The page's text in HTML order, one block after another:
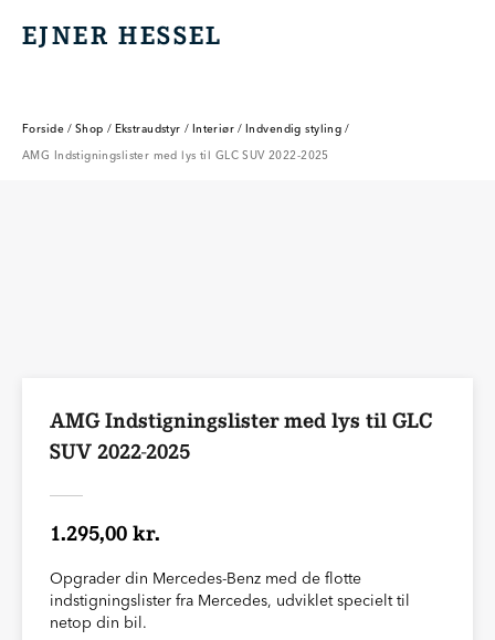
EJNER HESSEL
EJNER HESSEL
Forside / Shop / Ekstraudstyr / Interiør / Indvendig styling /
AMG Indstigningslister med lys til GLC SUV 2022-2025
AMG Indstigningslister med lys til GLC
SUV 2022-2025
1.295,00 kr.
Opgrader din Mercedes-Benz med de flotte
indstigningslister fra Mercedes, udviklet specielt til
netop din bil.